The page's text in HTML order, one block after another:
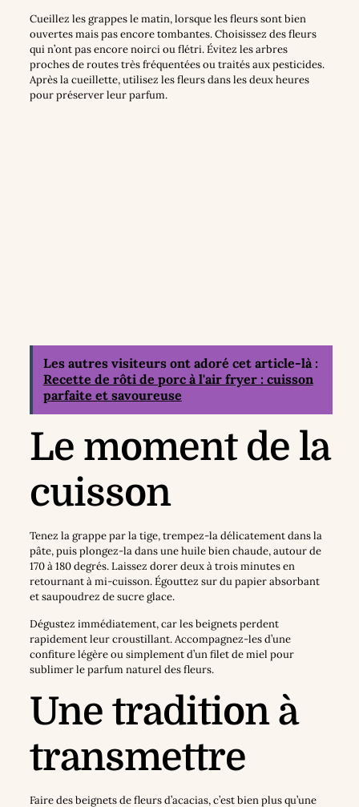
Cueillez les grappes le matin, lorsque les fleurs sont bien
ouvertes mais pas encore tombantes. Choisissez des fleurs
qui n’ont pas encore noirci ou flétri. Évitez les arbres
proches de routes très fréquentées ou traités aux pesticides.
Après la cueillette, utilisez les fleurs dans les deux heures
pour préserver leur parfum.
Les autres visiteurs ont adoré cet article-là :
Recette de rôti de porc à l'air fryer : cuisson
parfaite et savoureuse
Le moment de la
cuisson
Tenez la grappe par la tige, trempez-la délicatement dans la
pâte, puis plongez-la dans une huile bien chaude, autour de
170 à 180 degrés. Laissez dorer deux à trois minutes en
retournant à mi-cuisson. Égouttez sur du papier absorbant
et saupoudrez de sucre glace.
Dégustez immédiatement, car les beignets perdent
rapidement leur croustillant. Accompagnez-les d’une
confiture légère ou simplement d’un filet de miel pour
sublimer le parfum naturel des fleurs.
Une tradition à
transmettre
Faire des beignets de fleurs d’acacias, c’est bien plus qu’une